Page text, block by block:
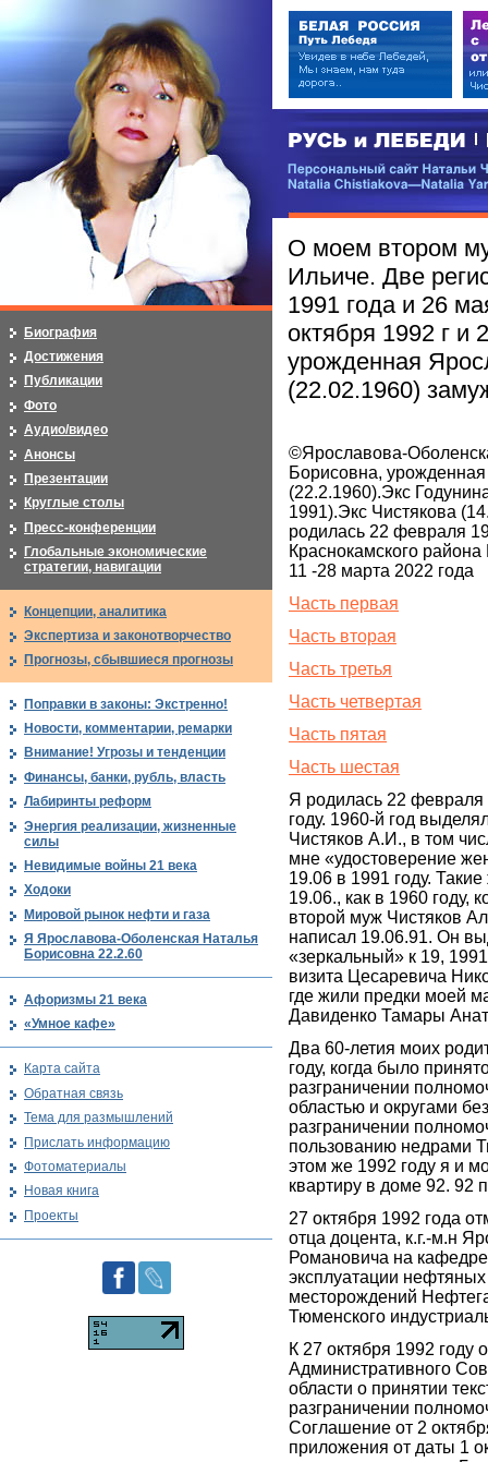
РУСЬ и ЛЕБЕДИ | RUSI —
Персональный сайт Натальи
О моем втором
Ильиче. Две
1991 года и 26
октября 1992 г и
урожденная
(22.02.1960)
©Ярославова-
Борисовна,
(22.2.1960).Экс
1991).Экс Чистякова
родилась 22 февраля
Краснокамского
11 -28 марта 2022 года
Часть первая
Часть вторая
Часть третья
Часть четвертая
Часть пятая
Часть шестая
Я родилась 22 февраля
году. 1960-й год
Чистяков А.И., в том
мне «удостоверение
19.06 в 1991 году.
19.06., как в 1960 году,
второй муж Чистяков
написал 19.06.91. Он
«зеркальный» к 19,
визита Цесаревича
где жили предки моей
Давиденко Тамары
Два 60-летия моих
году, когда было
разграничении
областью и округами
разграничении
пользованию недрами
этом же 1992 году я и
квартиру в доме 92. 92
27 октября 1992 года
отца доцента, к.г.-м.н
Романовича на
эксплуатации
месторождений
Тюменского
К 27 октября 1992 году
Административного
области о принятии
разграничении
Соглашение от 2
приложения от даты 1
Биография
Достижения
Публикации
Фото
Аудио/видео
Анонсы
Презентации
Круглые столы
Пресс-конференции
Глобальные экономические
стратегии, навигации
Концепции, аналитика
Экспертиза и законотворчество
Прогнозы, сбывшиеся прогнозы
Поправки в законы: Экстренно!
Новости, комментарии, ремарки
Внимание! Угрозы и тенденции
Финансы, банки, рубль, власть
Лабиринты реформ
Энергия реализации, жизненные
силы
Невидимые войны 21 века
Ходоки
Мировой рынок нефти и газа
Я Ярославова-Оболенская Наталья
Борисовна 22.2.60
Афоризмы 21 века
«Умное кафе»
Карта сайта
Обратная связь
Тема для размышлений
Прислать информацию
Фотоматериалы
Новая книга
Проекты